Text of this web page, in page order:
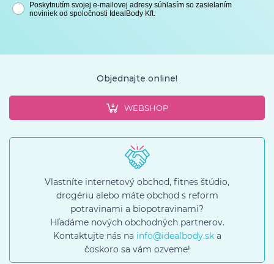
Poskytnutím svojej e-mailovej adresy súhlasím so zasielaním
noviniek od spoločnosti IdealBody Kft.
Objednajte online!
WEBSHOP
Vlastníte internetový obchod, fitnes štúdio,
drogériu alebo máte obchod s reform
potravinami a biopotravinami?
Hľadáme nových obchodných partnerov.
Kontaktujte nás na info@idealbody.ska
čoskoro sa vám ozveme!